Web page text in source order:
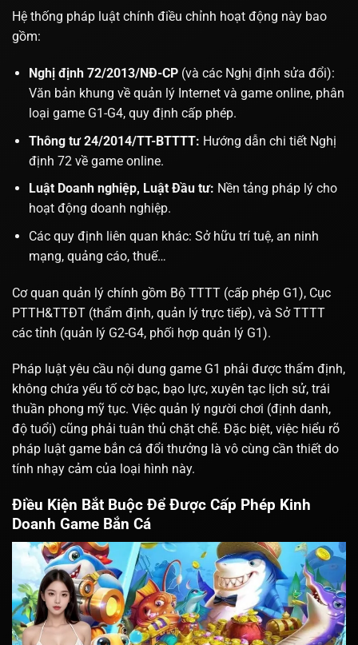
Hệ thống pháp luật chính điều chỉnh hoạt động này bao
gồm:
Nghị định 72/2013/NĐ-CP(và các Nghị định sửa đổi):
Văn bản khung về quản lý Internet và game online, phân
loại game G1-G4, quy định cấp phép.
Thông tư 24/2014/TT-BTTTT: Hướng dẫn chi tiết Nghị
định 72 về game online.
Luật Doanh nghiệp, Luật Đầu tư: Nền tảng pháp lý cho
hoạt động doanh nghiệp.
Các quy định liên quan khác: Sở hữu trí tuệ, an ninh
mạng, quảng cáo, thuế…
Cơ quan quản lý chính gồm Bộ TTTT (cấp phép G1), Cục
PTTH&TTĐT (thẩm định, quản lý trực tiếp), và Sở TTTT
các tỉnh (quản lý G2-G4, phối hợp quản lý G1).
Pháp luật yêu cầu nội dung game G1 phải được thẩm định,
không chứa yếu tố cờ bạc, bạo lực, xuyên tạc lịch sử, trái
thuần phong mỹ tục. Việc quản lý người chơi (định danh,
độ tuổi) cũng phải tuân thủ chặt chẽ. Đặc biệt, việc hiểu rõ
pháp luật game bắn cá đổi thưởng là vô cùng cần thiết do
tính nhạy cảm của loại hình này.
Điều Kiện Bắt Buộc Để Được Cấp Phép Kinh
Doanh Game Bắn Cá